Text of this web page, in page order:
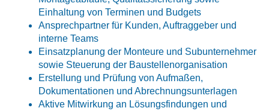
Einhaltung von Terminen und Budgets
Ansprechpartner für Kunden, Auftraggeber und
interne Teams
Einsatzplanung der Monteure und Subunternehmer
sowie Steuerung der Baustellenorganisation
Erstellung und Prüfung von Aufmaßen,
Dokumentationen und Abrechnungsunterlagen
Aktive Mitwirkung an Lösungsfindungen und